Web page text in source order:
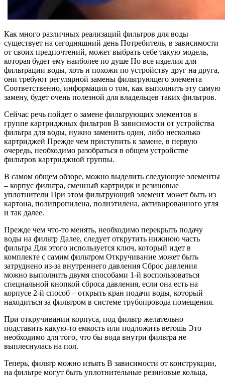
Как много различных реализаций фильтров для воды
существует на сегодняшний день Потребитель, в зависимости
от своих предпочтений, может выбрать себе такую модель,
которая будет ему наиболее по душе Но все изделия для
фильтрации воды, хоть и похожи по устройству друг на друга,
они требуют регулярной замены фильтрующего элемента
Соответственно, информация о том, как выполнить эту самую
замену, будет очень полезной для владельцев таких фильтров.
Сейчас речь пойдет о замене фильтрующих элементов в
группе картриджных фильтров В зависимости от устройства
фильтра для воды, нужно заменить один, либо несколько
картриджей Прежде чем приступить к замене, в первую
очередь, необходимо разобраться в общем устройстве
фильтров картриджной группы.
В самом общем обзоре, можно выделить следующие элементы
– корпус фильтра, сменный картридж и резиновые
уплотнители При этом фильтрующий элемент может быть из
картона, полипропилена, полиэтилена, активированного угля
и так далее.
Прежде чем что-то менять, необходимо перекрыть подачу
воды на фильтр Далее, следует открутить нижнюю часть
фильтра Для этого используется ключ, который идет в
комплекте с самим фильтром Откручивание может быть
затруднено из-за внутреннего давления Сброс давления
можно выполнить двумя способами 1-й воспользоваться
специальной кнопкой сброса давления, если она есть на
корпусе 2-й способ – открыть кран подачи воды, который
находиться за фильтром в системе трубопровода помещения.
При откручивании корпуса, под фильтр желательно
подставить какую-то емкость или подложить ветошь Это
необходимо для того, что бы вода внутри фильтра не
выплеснулась на пол.
Теперь, фильтр можно изъять В зависимости от конструкции,
на фильтре могут быть уплотнительные резиновые кольца,